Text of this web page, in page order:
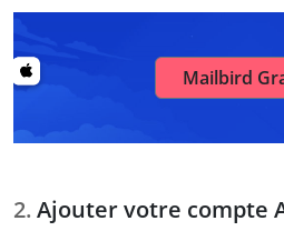
Mailbird
Ajouter votre compte